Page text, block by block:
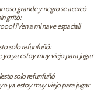
oso grande y negro se acercó
gritó:
¡Ven a mi nave espacial!
solo refunfuñó:
yo ya estoy muy viejo para jugar
solo refunfuñó
ya estoy muy viejo para jugar